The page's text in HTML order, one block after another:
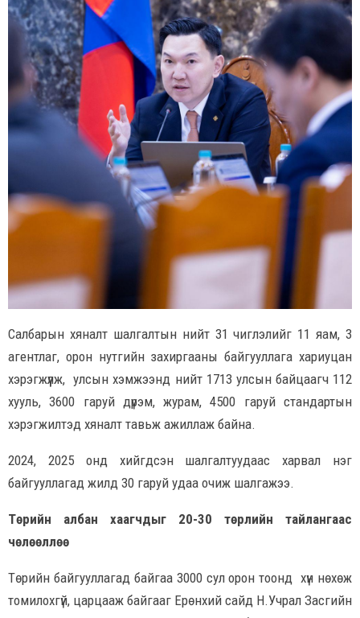
Салбарын хяналт шалгалтын нийт 31 чиглэлийг 11 яам, 3
агентлаг, орон нутгийн захиргааны байгууллага хариуцан
хэрэгжүүлж, улсын хэмжээнд нийт 1713 улсын байцаагч 112
хууль, 3600 гаруй дүрэм, журам, 4500 гаруй стандартын
хэрэгжилтэд хяналт тавьж ажиллаж байна.
2024, 2025 онд хийгдсэн шалгалтуудаас харвал нэг
байгууллагад жилд 30 гаруй удаа очиж шалгажээ.
Төрийн албан хаагчдыг 20-30 төрлийн тайлангаас
чөлөөллөө
Төрийн байгууллагад байгаа 3000 сул орон тоонд хүн нөхөж
томилохгүй, царцааж байгааг Ерөнхий сайд Н.Учрал Засгийн